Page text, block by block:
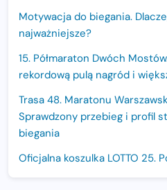
Motywacja do biegania.
najważniejsze?
15. Półmaraton Dwóch
rekordową pulą nagród i
Trasa 48. Maratonu
Sprawdzony przebieg i profil
biegania
Oficjalna koszulka LOTTO 25.